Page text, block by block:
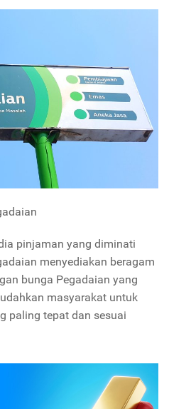
pinjaman yang diminati
menyediakan beragam
bunga Pegadaian yang
masyarakat untuk
paling tepat dan sesuai